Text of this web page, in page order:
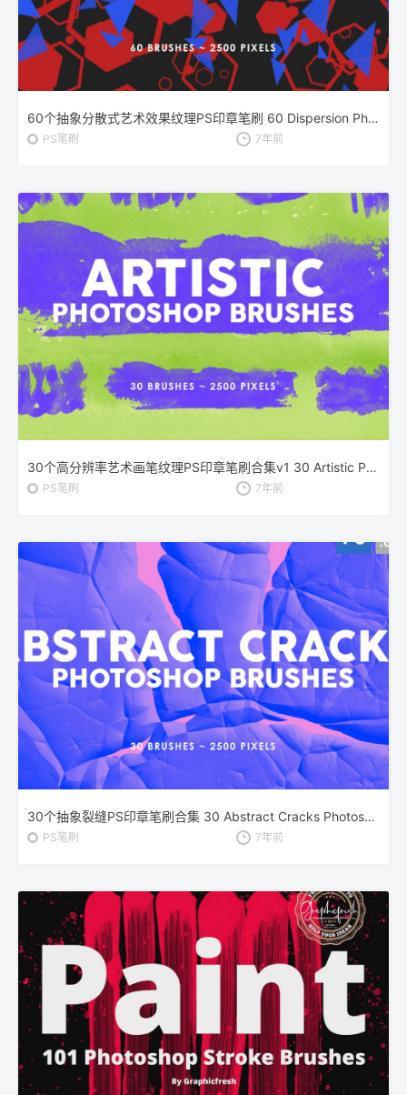
60个抽象分散式艺术效果纹理PS印章笔刷 60 Dispersion Photoshop Stamp Brushes
PS笔刷 7年前
30个高分辨率艺术画笔纹理PS印章笔刷合集v1 30 Artistic Photoshop Stamp Brushes Vol.1
PS笔刷 7年前
30个抽象裂缝PS印章笔刷合集 30 Abstract Cracks Photoshop Stamp Brushes
PS笔刷 7年前